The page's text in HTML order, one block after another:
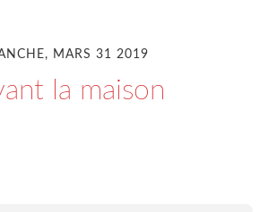
Archives
MARS 31 2019
la maison